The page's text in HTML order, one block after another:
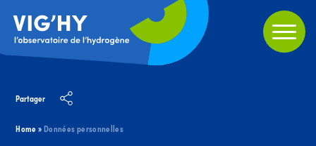
Home»Données personnelles
Partager